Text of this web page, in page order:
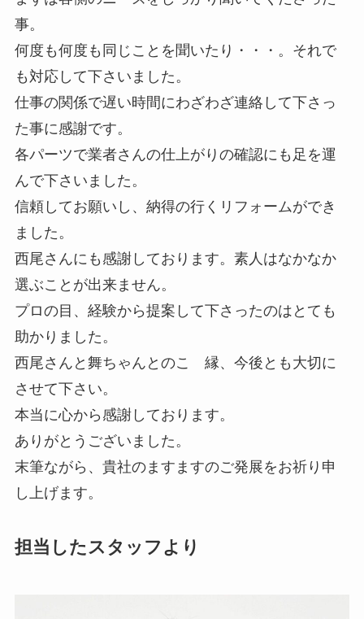
事。
何度も何度も同じことを聞いたり・・・。それで
も対応して下さいました。
仕事の関係で遅い時間にわざわざ連絡して下さっ
た事に感謝です。
各パーツで業者さんの仕上がりの確認にも足を運
んで下さいました。
信頼してお願いし、納得の行くリフォームができ
ました。
西尾さんにも感謝しております。素人はなかなか
選ぶことが出来ません。
プロの目、経験から提案して下さったのはとても
助かりました。
西尾さんと舞ちゃんとのこ゚縁、今後とも大切に
させて下さい。
本当に心から感謝しております。
ありがとうございました。
末筆ながら、貴社のますますのご発展をお祈り申
し上げます。
担当したスタッフより